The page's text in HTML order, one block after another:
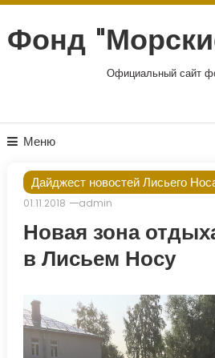
содержимому
Фонд
Официальный сайт
Меню
Дайджест новостей Лисьего
01.11.2018
admin
Новая зона
в Лисьем Носу